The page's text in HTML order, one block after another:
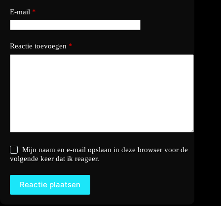
E-mail *
Reactie toevoegen *
Mijn naam en e-mail opslaan in deze browser voor de
volgende keer dat ik reageer.
Reactie plaatsen